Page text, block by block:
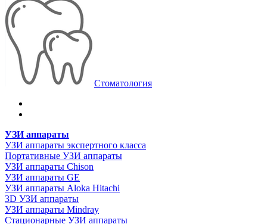
Стоматология
УЗИ аппараты
УЗИ аппараты экспертного класса
Портативные УЗИ аппараты
УЗИ аппараты Chison
УЗИ аппараты GE
УЗИ аппараты Aloka Hitachi
3D УЗИ аппараты
УЗИ аппараты Mindray
Стационарные УЗИ аппараты